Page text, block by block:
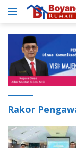
Langsung
Rakor